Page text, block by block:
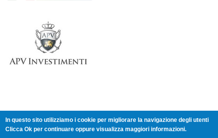
Comitato XII Zona - Veneto - c/o Comitato Provinciale CONI
In questo sito utilizziamo i cookie per migliorare la navigazione degli utenti
Clicca Ok per continuare oppure visualizza maggiori informazioni.